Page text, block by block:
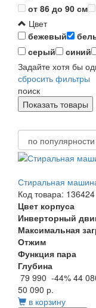
от 86 до 90 см
Цвет
бежевый
серый
синий
Задайте хотя бы
сбросить фильтры
поиск
Стиральная
Код товара: 136424
Цвет корпуса
Инверторный
Максимальная
Отжим
Функция пара
Глубина
79 990 -44% 44
50 090 р.
в корзину